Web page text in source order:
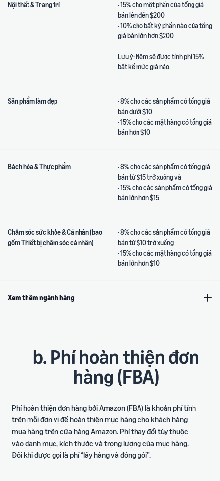
Nội thất & Trang trí
· 15% cho một phần của tổng giá
bán lên đến $200
· 10% cho bất kỳ phần nào của tổng
giá bán lớn hơn $200
Lưu ý: Nệm sẽ được tính phí 15%
bất kể mức giá nào.
Sản phẩm làm đẹp
· 8% cho các sản phẩm có tổng giá
bán dưới $10
· 15% cho các mặt hàng có tổng giá
bán hơn $10
Bách hóa & Thực phẩm
· 8% cho các sản phẩm có tổng giá
bán từ $15 trở xuống và
· 15% cho các sản phẩm có tổng giá
bán lớn hơn $15
Chăm sóc sức khỏe & Cá nhân (bao
gồm Thiết bị chăm sóc cá nhân)
· 8% cho các sản phẩm có tổng giá
bán từ $10 trở xuống
· 15% cho các mặt hàng có tổng giá
bán lớn hơn $10
Xem thêm ngành hàng
b. Phí hoàn thiện đơn
hàng (FBA)
Phí hoàn thiện đơn hàng bởi Amazon (FBA) là khoản phí tính
trên mỗi đơn vị để hoàn thiện mục hàng cho khách hàng
mua hàng trên cửa hàng Amazon. Phí thay đổi tùy thuộc
vào danh mục, kích thước và trọng lượng của mục hàng.
Đôi khi được gọi là phí “lấy hàng và đóng gói”.